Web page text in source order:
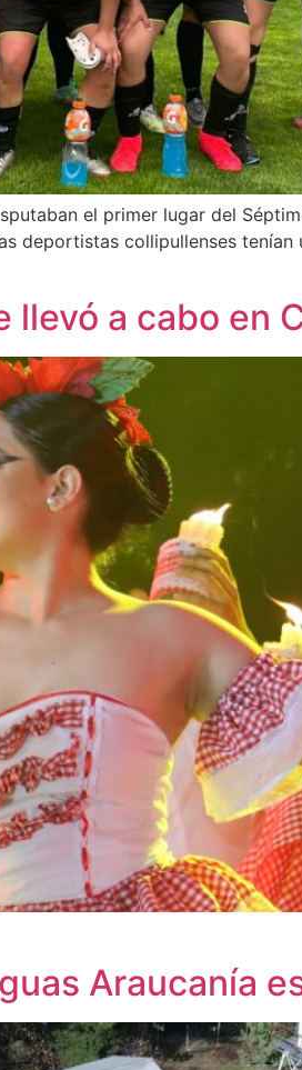
el primer lugar del
deportistas collipullenses
llevó a cabo en
Araucanía